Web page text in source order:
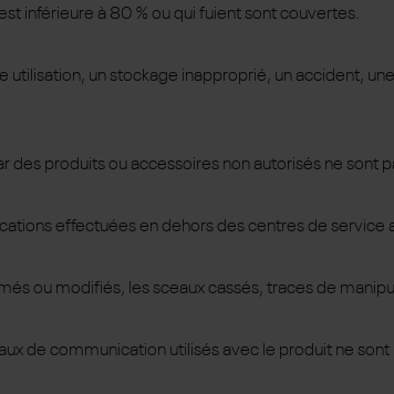
inférieure à 80 % ou qui fuient sont couvertes.
un stockage inapproprié, un accident,
produits ou accessoires non autorisés ne sont
effectuées en dehors des centres de service
ou modifiés, les sceaux cassés, traces de
de communication utilisés avec le produit ne